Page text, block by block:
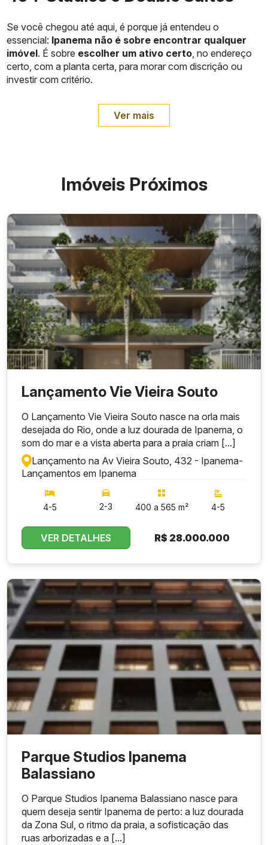
Se você chegou até aqui, é porque já entendeu o
essencial: Ipanema não é sobre encontrar qualquer
imóvel. É sobre escolher um ativo certo, no endereço
certo, com a planta certa, para morar com discrição ou
investir com critério.
Ver mais
Imóveis Próximos
Lançamento Vie Vieira Souto
O Lançamento Vie Vieira Souto nasce na orla mais
desejada do Rio, onde a luz dourada de Ipanema, o
som do mar e a vista aberta para a praia criam [...]
Lançamento na Av Vieira Souto, 432 - Ipanema-
Lançamentos em Ipanema
4-5 2-3 400 a 565 m² 4-5
VER DETALHES R$ 28.000.000
Parque Studios Ipanema
Balassiano
O Parque Studios Ipanema Balassiano nasce para
quem deseja sentir Ipanema de perto: a luz dourada
da Zona Sul, o ritmo da praia, a sofisticação das
ruas arborizadas e a [...]